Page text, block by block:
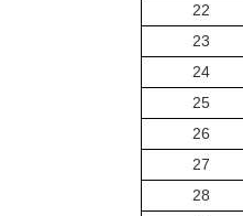
22
23
24
25
26
27
28